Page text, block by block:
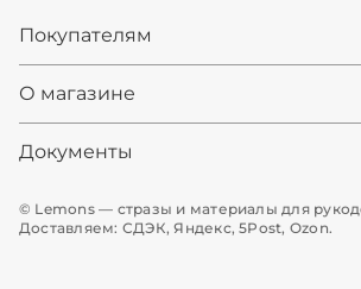
Покупателям
О магазине
Документы
© Lemons — стразы и материалы для
Доставляем: СДЭК, Яндекс, 5Post, Ozon.